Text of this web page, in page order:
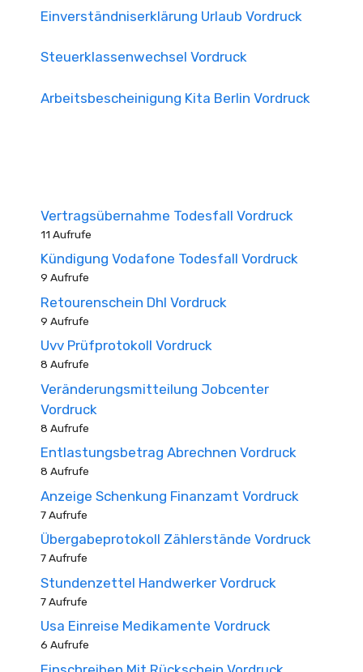
Einverständniserklärung Urlaub Vordruck
Steuerklassenwechsel Vordruck
Arbeitsbescheinigung Kita Berlin Vordruck
Vertragsübernahme Todesfall Vordruck
11 Aufrufe
Kündigung Vodafone Todesfall Vordruck
9 Aufrufe
Retourenschein Dhl Vordruck
9 Aufrufe
Uvv Prüfprotokoll Vordruck
8 Aufrufe
Veränderungsmitteilung Jobcenter
Vordruck
8 Aufrufe
Entlastungsbetrag Abrechnen Vordruck
8 Aufrufe
Anzeige Schenkung Finanzamt Vordruck
7 Aufrufe
Übergabeprotokoll Zählerstände Vordruck
7 Aufrufe
Stundenzettel Handwerker Vordruck
7 Aufrufe
Usa Einreise Medikamente Vordruck
6 Aufrufe